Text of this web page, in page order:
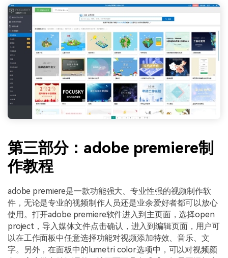
第三部分：adobe premiere制
作教程
adobe premiere是一款功能强大、专业性强的视频制作软
件，无论是专业的视频制作人员还是业余爱好者都可以放心
使用。打开adobe premiere软件进入到主页面，选择open
project，导入媒体文件点击确认，进入到编辑页面，用户可
以在工作面板中任意选择功能对视频添加特效、音乐、文
字。另外，在面板中的lumetri color选项中，可以对视频颜